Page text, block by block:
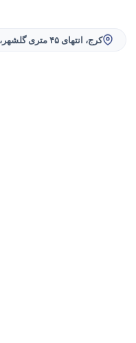
کرج، انتهای ۴۵ متری گلشهر، جنب پمپ بنزین، خیابان حاتمی، پلاک ۳۵